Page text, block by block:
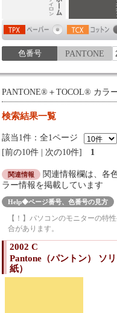
色番号 PANTONE
PANTONE®＋TOCOL® カラ
検索結果一覧
該当1件：全1ページ
前の10件
次の10件 1
関連情報
関連情報欄は、各
ラー情報を掲載しています
Help◆ページ番号、色番号の見方
【！】パソコンのモニターの特
合があります。
2002 C
Pantone（パントン） ソ
紙）